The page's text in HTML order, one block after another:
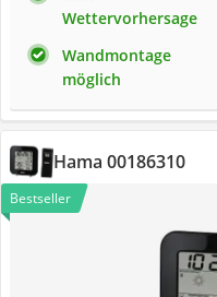
Wettervorhersage
Wandmontage
möglich
Hama 00186310
Bestseller